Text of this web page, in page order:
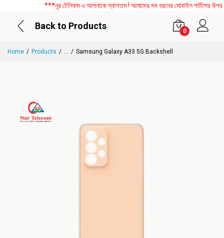
***নূর টেলিকম এ আপনাকে স্বাগতম ! আমাদের সব ধরনের মোবাইল পার্টসের উপর
Back to Products
0
Home Products ... Samsung Galaxy A33 5G Backshell